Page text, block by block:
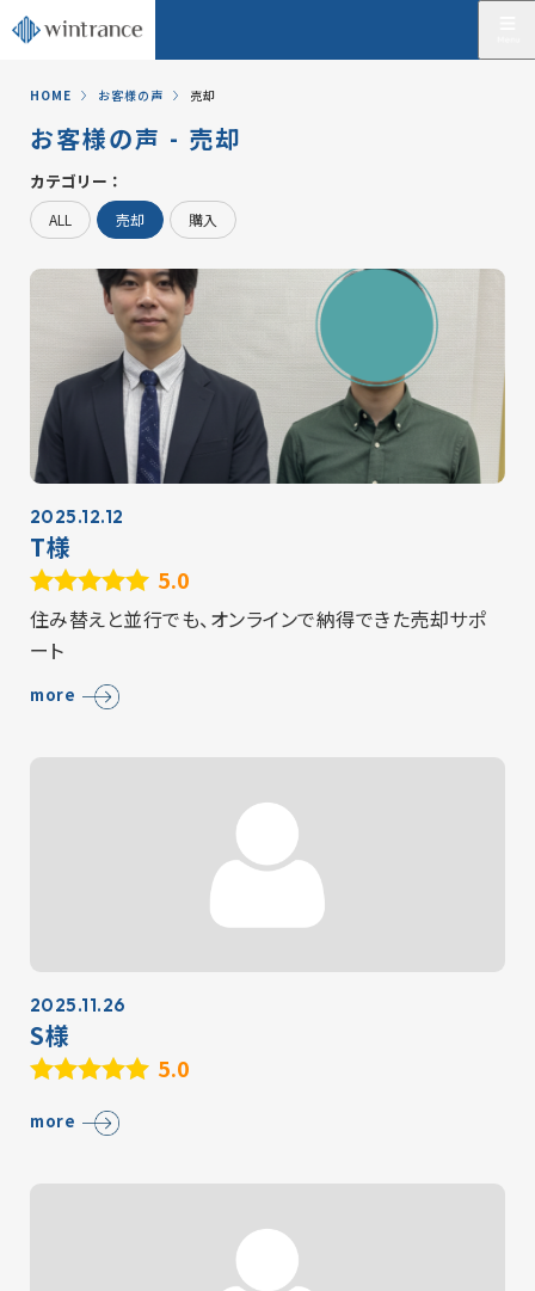
HOME お客様の声 売却
お客様の声 - 売却
カテゴリー：
ALL 売却 購入
2025.12.12
T様
5.0
住み替えと並行でも、オンラインで納得できた売却サポ
ート
more
2025.11.26
S様
5.0
more